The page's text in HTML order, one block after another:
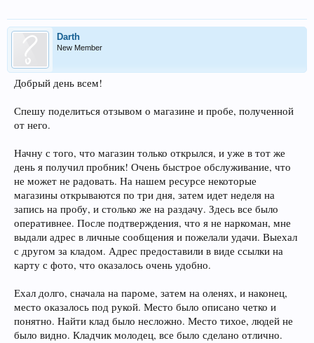
Darth
New Member
Добрый день всем!
Спешу поделиться отзывом о магазине и пробе, полученной
от него.
Начну с того, что магазин только открылся, и уже в тот же
день я получил пробник! Очень быстрое обслуживание, что
не может не радовать. На нашем ресурсе некоторые
магазины открываются по три дня, затем идет неделя на
запись на пробу, и столько же на раздачу. Здесь все было
оперативнее. После подтверждения, что я не наркоман, мне
выдали адрес в личные сообщения и пожелали удачи. Выехал
с другом за кладом. Адрес предоставили в виде ссылки на
карту с фото, что оказалось очень удобно.
Ехал долго, сначала на пароме, затем на оленях, и наконец,
место оказалось под рукой. Место было описано четко и
понятно. Найти клад было несложно. Место тихое, людей не
было видно. Кладчик молодец, все было сделано отлично.